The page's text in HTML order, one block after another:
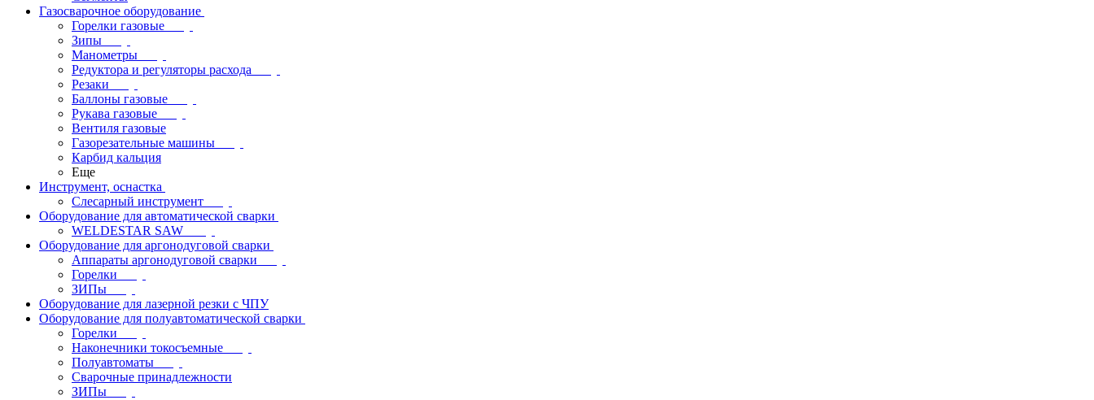
Газосварочное оборудование
Горелки газовые
Зипы
Манометры
Редуктора и регуляторы расхода
Резаки
Баллоны газовые
Рукава газовые
Вентиля газовые
Газорезательные машины
Карбид кальция
Еще
Инструмент, оснастка
Слесарный инструмент
Оборудование для автоматической сварки
WELDESTAR SAW
Оборудование для аргонодуговой сварки
Аппараты аргонодуговой сварки
Горелки
ЗИПы
Оборудование для лазерной резки с ЧПУ
Оборудование для полуавтоматической сварки
Горелки
Наконечники токосъемные
Полуавтоматы
Сварочные принадлежности
ЗИПы